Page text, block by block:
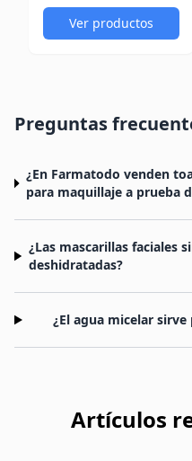
Ver productos
Preguntas
¿En Farmatodo venden
para maquillaje a prueba
¿Las mascarillas faciales
deshidratadas?
¿El agua micelar
Artículos